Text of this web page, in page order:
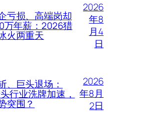
亏损、高端岗却
万年薪：2026猎
火两重天
2026
年8
月4
日
、巨头退场：
行业洗牌加速，
突围？
2026
年8月
2日